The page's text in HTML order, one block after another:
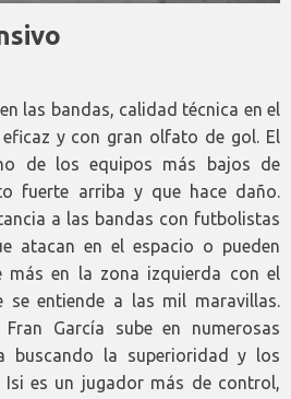
las bandas, calidad técnica en el
y con gran olfato de gol. El
de los equipos más bajos de
fuerte arriba y que hace daño.
a las bandas con futbolistas
atacan en el espacio o pueden
más en la zona izquierda con el
se entiende a las mil maravillas.
García sube en numerosas
buscando la superioridad y los
Isi es un jugador más de control,